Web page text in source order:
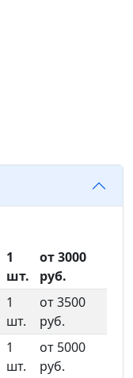
1
шт.
от 3000
руб.
1
шт.
от 3500
руб.
1
шт.
от 5000
руб.